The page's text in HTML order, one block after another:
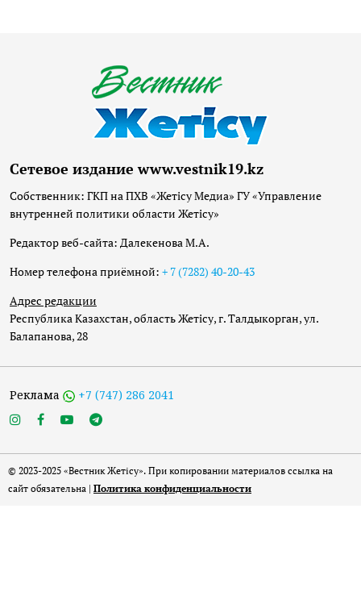
Сетевое издание www.vestnik19.kz
Собственник: ГКП на ПХВ «Жетісу Медиа» ГУ «Управление
внутренней политики области Жетісу»
Редактор веб-сайта: Далекенова М.А.
Номер телефона приёмной: + 7 (7282) 40-20-43
Адрес редакции
Республика Казахстан, область Жетісу, г. Талдыкорган, ул.
Балапанова, 28
Реклама +7 (747) 286 2041
© 2023-2025 «Вестник Жетісу». При копировании материалов ссылка на
сайт обязательна | Политика конфиденциальности